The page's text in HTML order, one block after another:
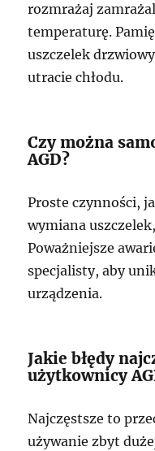
rozmrażaj
temperaturę.
uszczelek
utracie chłodu.
Czy można
AGD?
Proste czynności,
wymiana
Poważniejsze
specjalisty, aby
urządzenia.
Jakie błędy
użytkownicy
Najczęstsze to
używanie zbyt